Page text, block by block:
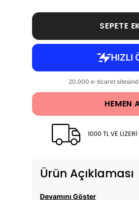
SEPETE
HEMEN
1000 TL VE
Ürün Açıklaması
Devamını Göster